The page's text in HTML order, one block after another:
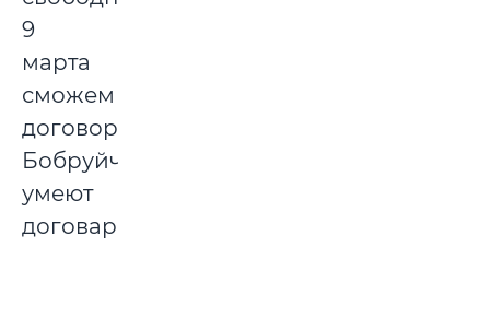
9
марта
сможем
договориться.
Бобруйчане
умеют
договариваться.